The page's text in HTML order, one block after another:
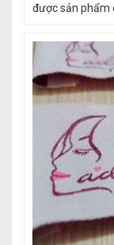
được sản phẩm